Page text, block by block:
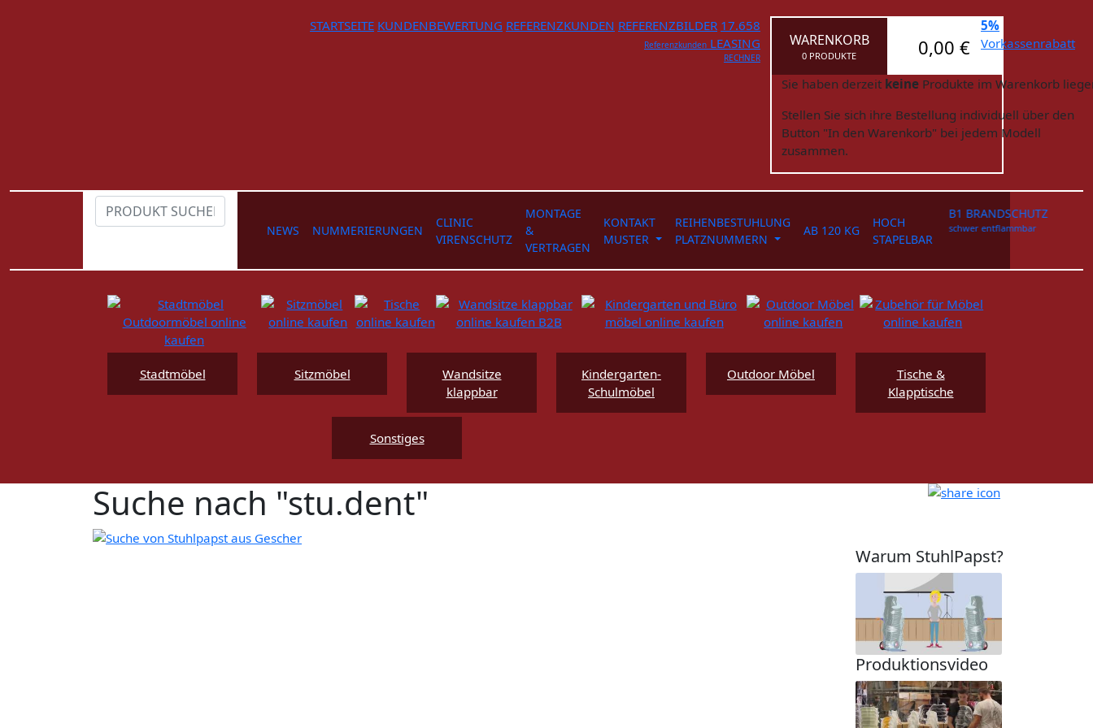
STARTSEITE KUNDENBEWERTUNG REFERENZKUNDEN REFERENZBILDER 17.658
Referenzkunden LEASING
RECHNER
WARENKORB
0 PRODUKTE 0,00 €
Sie haben derzeit keine Produkte im Warenkorb
Stellen Sie sich ihre Bestellung individuell über den
Button "In den Warenkorb" bei jedem Modell
zusammen.
5%
Vorkassenrabatt
NEWS NUMMERIERUNGEN
CLINIC
VIRENSCHUTZ
MONTAGE
&
VERTRAGEN
KONTAKT
MUSTER
REIHENBESTUHLUNG
PLATZNUMMERN
AB 120 KG
HOCH
STAPELBAR
B1 BRANDSCHUTZ
schwer entflammbar
Stadtmöbel Sitzmöbel
Wandsitze
klappbar
Kindergarten-
Schulmöbel
Outdoor Möbel
Tische &
Klapptische
Sonstiges
Suche nach "stu.dent"
Warum StuhlPapst?
Produktionsvideo